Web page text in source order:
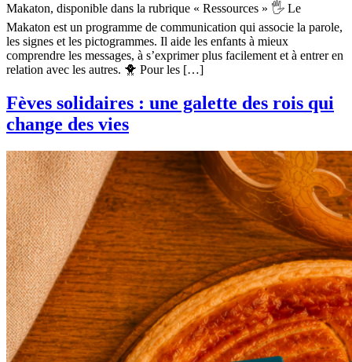
Makaton, disponible dans la rubrique « Ressources » 🖐️ Le
Makaton est un programme de communication qui associe la parole,
les signes et les pictogrammes. Il aide les enfants à mieux
comprendre les messages, à s’exprimer plus facilement et à entrer en
relation avec les autres. 🐥 Pour les […]
Fèves solidaires : une galette des rois qui
change des vies